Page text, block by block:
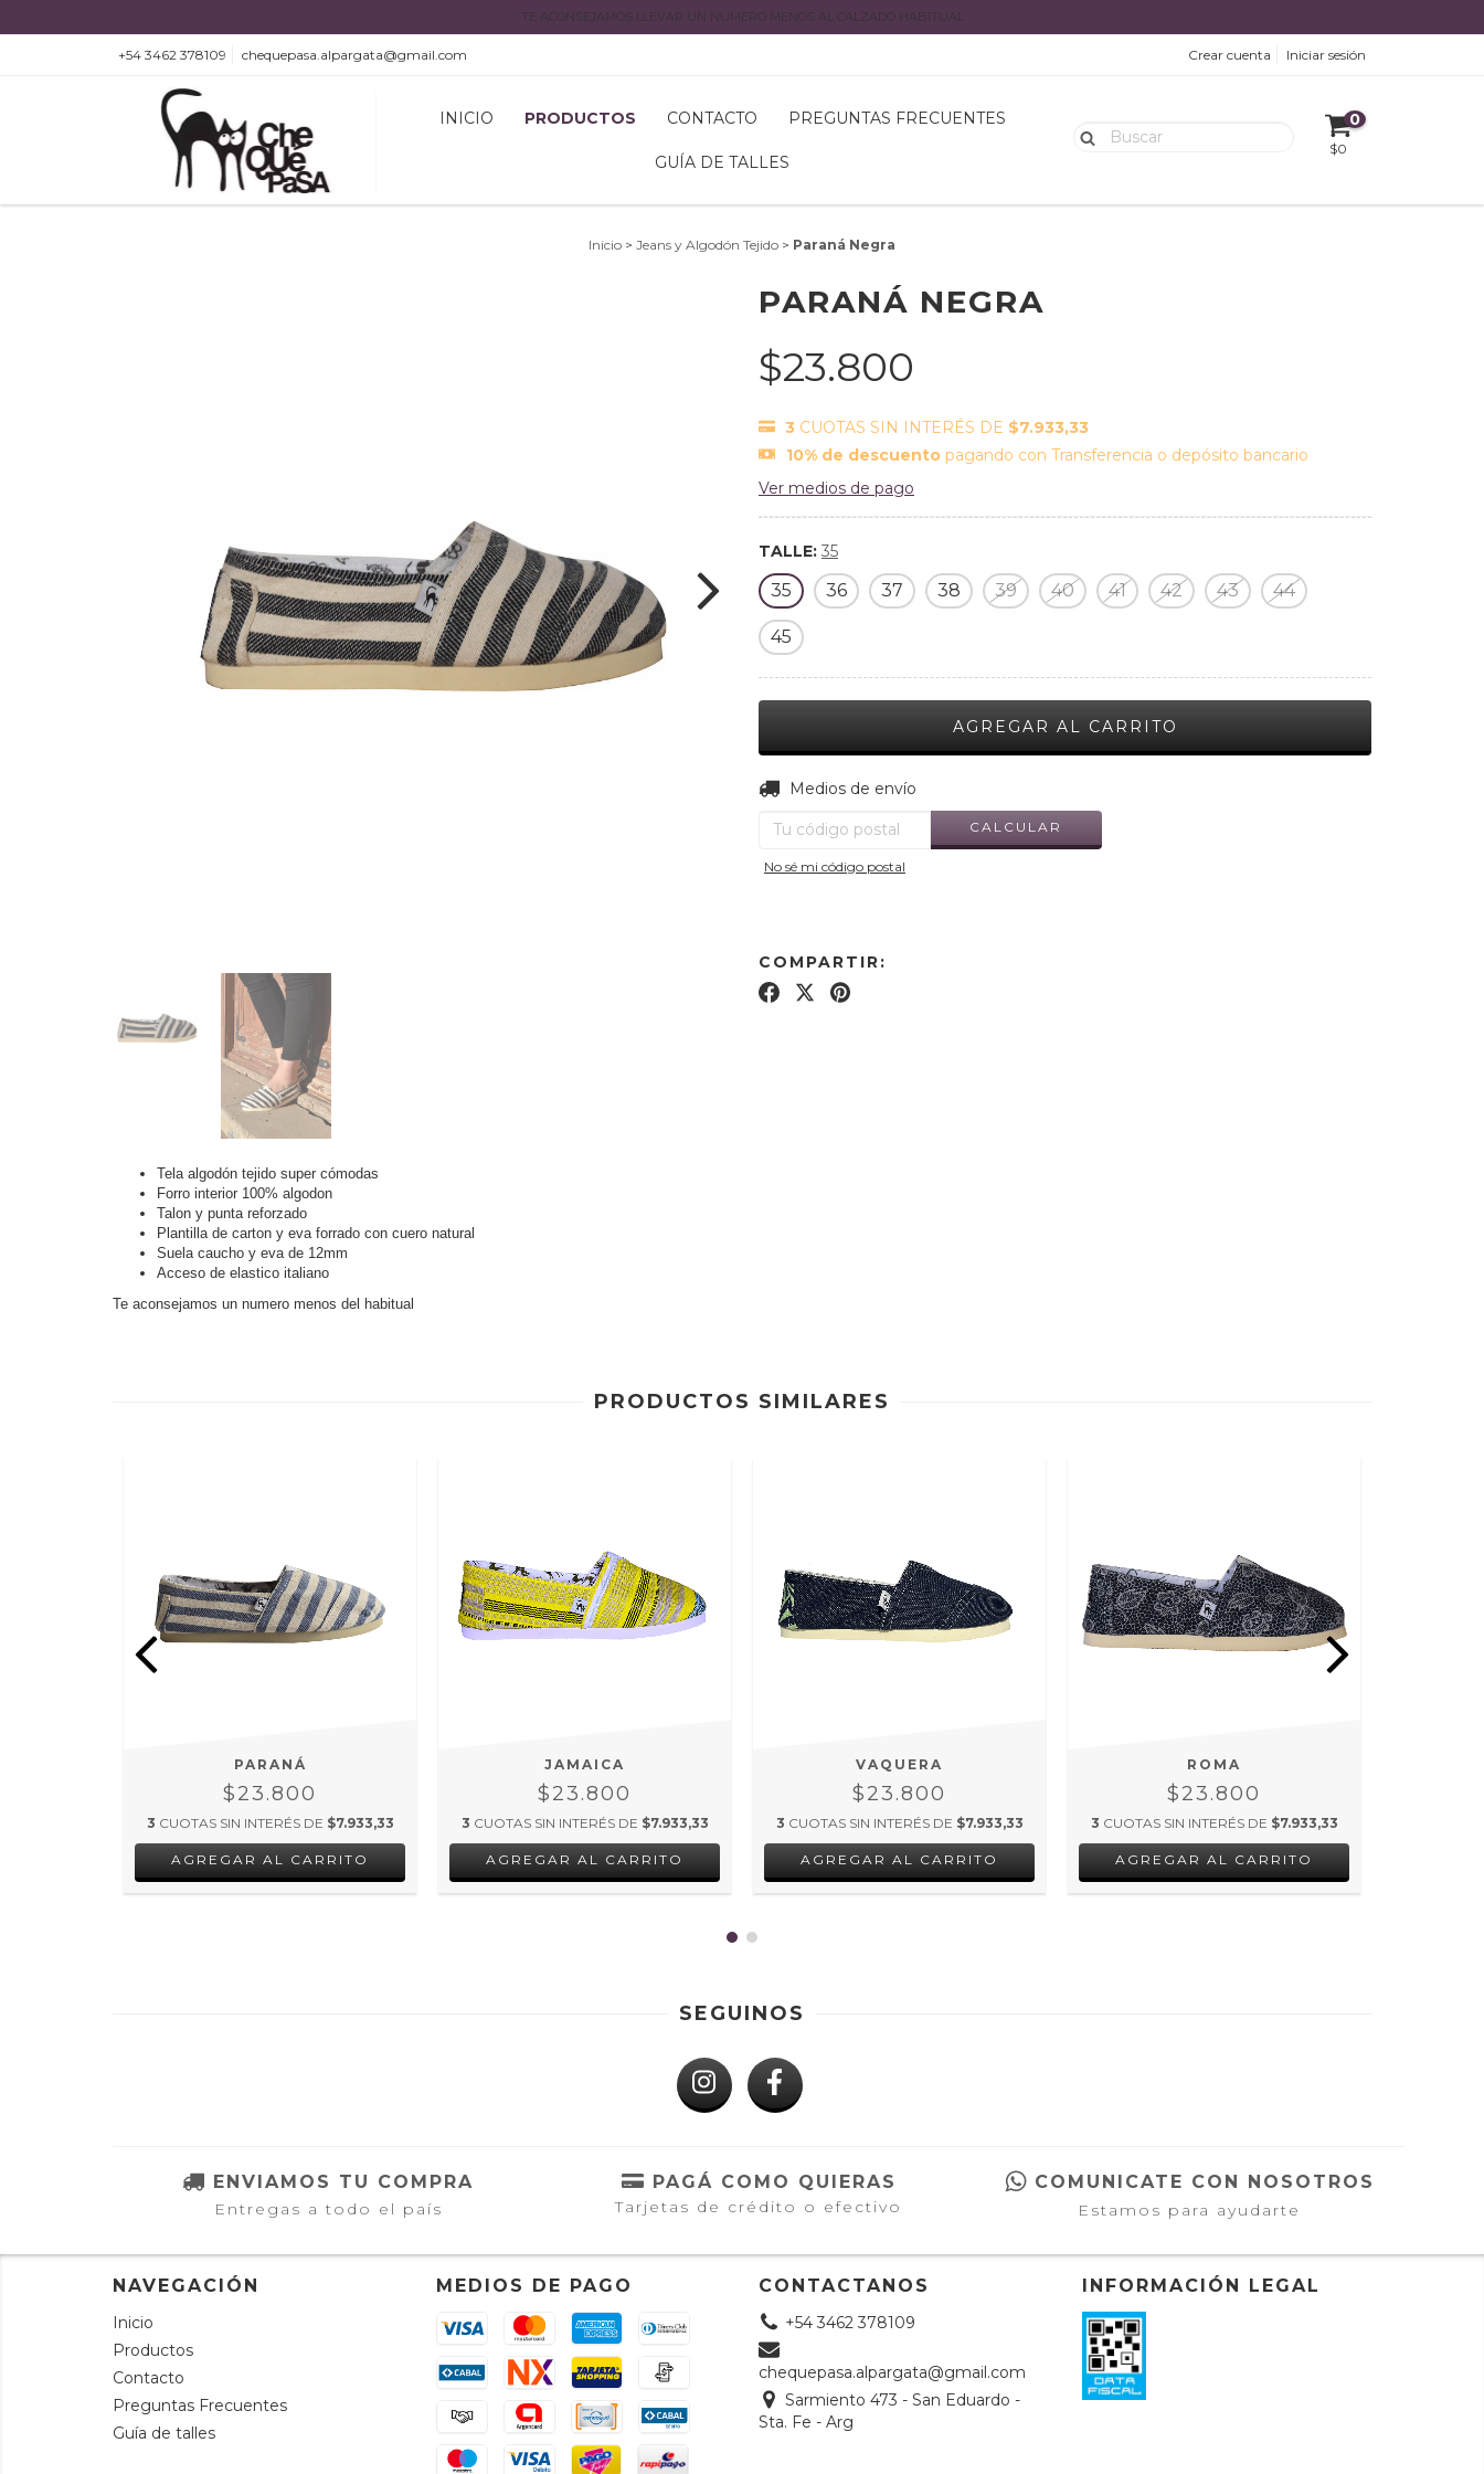
TE ACONSEJAMOS LLEVAR UN NUMERO MENOS AL CALZADO HABITUAL
+54 3462 378109 chequepasa.alpargata@gmail.com Crear cuenta Iniciar sesión
INICIO PRODUCTOS CONTACTO PREGUNTAS FRECUENTES
GUÍA DE TALLES
0
$0
Inicio > Jeans y Algodón Tejido > Paraná Negra
PARANÁ NEGRA
$23.800
3 CUOTAS SIN INTERÉS DE $7.933,33
10% de descuento pagando con Transferencia o depósito bancario
Ver medios de pago
TALLE: 35
35 36 37 38 39 40 41 42 43 44
45
Entregas para el CP:
Medios de envío
CALCULAR
No sé mi código postal
COMPARTIR:
Tela algodón tejido super cómodas
Forro interior 100% algodon
Talon y punta reforzado
Plantilla de carton y eva forrado con cuero natural
Suela caucho y eva de 12mm
Acceso de elastico italiano
Te aconsejamos un numero menos del habitual
PRODUCTOS SIMILARES
PARANÁ
$23.800
3 CUOTAS SIN INTERÉS DE $7.933,33
AGREGAR AL CARRITO
JAMAICA
$23.800
3 CUOTAS SIN INTERÉS DE $7.933,33
AGREGAR AL CARRITO
VAQUERA
$23.800
3 CUOTAS SIN INTERÉS DE $7.933,33
AGREGAR AL CARRITO
ROMA
$23.800
3 CUOTAS SIN INTERÉS DE $7.933,33
AGREGAR AL CARRITO
SEGUINOS
ENVIAMOS TU COMPRA
Entregas a todo el país
PAGÁ COMO QUIERAS
Tarjetas de crédito o efectivo
COMUNICATE CON NOSOTROS
Estamos para ayudarte
NAVEGACIÓN
Inicio
Productos
Contacto
Preguntas Frecuentes
Guía de talles
MEDIOS DE PAGO CONTACTANOS
+54 3462 378109
chequepasa.alpargata@gmail.com
Sarmiento 473 - San Eduardo -
Sta. Fe - Arg
INFORMACIÓN LEGAL